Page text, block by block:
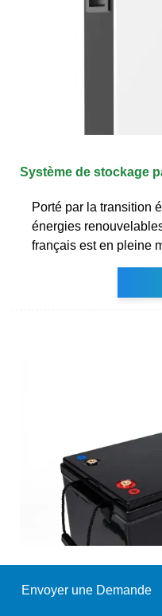
Système de stockage
Porté par la transition
énergies
français est en pleine
Système de stockage
Envoyer une Demande